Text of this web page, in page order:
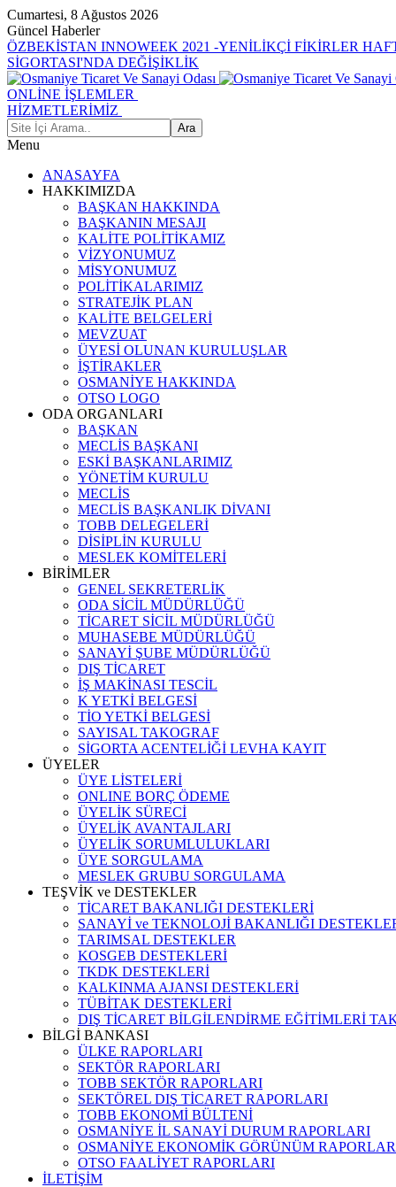
Cumartesi, 8 Ağustos 2026
Güncel Haberler
ÖZBEKİSTAN INNOWEEK 2021 -YENİLİKÇİ FİKİRLER
SİGORTASI'NDA DEĞİŞİKLİK
ONLİNE İŞLEMLER
HİZMETLERİMİZ
Menu
ANASAYFA
HAKKIMIZDA
BAŞKAN HAKKINDA
BAŞKANIN MESAJI
KALİTE POLİTİKAMIZ
VİZYONUMUZ
MİSYONUMUZ
POLİTİKALARIMIZ
STRATEJİK PLAN
KALİTE BELGELERİ
MEVZUAT
ÜYESİ OLUNAN KURULUŞLAR
İŞTİRAKLER
OSMANİYE HAKKINDA
OTSO LOGO
ODA ORGANLARI
BAŞKAN
MECLİS BAŞKANI
ESKİ BAŞKANLARIMIZ
YÖNETİM KURULU
MECLİS
MECLİS BAŞKANLIK DİVANI
TOBB DELEGELERİ
DİSİPLİN KURULU
MESLEK KOMİTELERİ
BİRİMLER
GENEL SEKRETERLİK
ODA SİCİL MÜDÜRLÜĞÜ
TİCARET SİCİL MÜDÜRLÜĞÜ
MUHASEBE MÜDÜRLÜĞÜ
SANAYİ ŞUBE MÜDÜRLÜĞÜ
DIŞ TİCARET
İŞ MAKİNASI TESCİL
K YETKİ BELGESİ
TİO YETKİ BELGESİ
SAYISAL TAKOGRAF
SİGORTA ACENTELİĞİ LEVHA KAYIT
ÜYELER
ÜYE LİSTELERİ
ONLINE BORÇ ÖDEME
ÜYELİK SÜRECİ
ÜYELİK AVANTAJLARI
ÜYELİK SORUMLULUKLARI
ÜYE SORGULAMA
MESLEK GRUBU SORGULAMA
TEŞVİK ve DESTEKLER
TİCARET BAKANLIĞI DESTEKLERİ
SANAYİ ve TEKNOLOJİ BAKANLIĞI
TARIMSAL DESTEKLER
KOSGEB DESTEKLERİ
TKDK DESTEKLERİ
KALKINMA AJANSI DESTEKLERİ
TÜBİTAK DESTEKLERİ
DIŞ TİCARET BİLGİLENDİRME EĞİTİMLERİ
BİLGİ BANKASI
ÜLKE RAPORLARI
SEKTÖR RAPORLARI
TOBB SEKTÖR RAPORLARI
SEKTÖREL DIŞ TİCARET RAPORLARI
TOBB EKONOMİ BÜLTENİ
OSMANİYE İL SANAYİ DURUM RAPORLARI
OSMANİYE EKONOMİK GÖRÜNÜM
OTSO FAALİYET RAPORLARI
İLETİŞİM